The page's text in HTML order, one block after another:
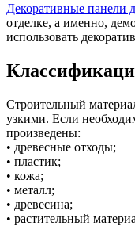
Декоративные панели
отделке, а именно,
использовать
Строительный
узкими. Если
произведены:
• древесные отходы;
• пластик;
• кожа;
• металл;
• древесина;
• растительный